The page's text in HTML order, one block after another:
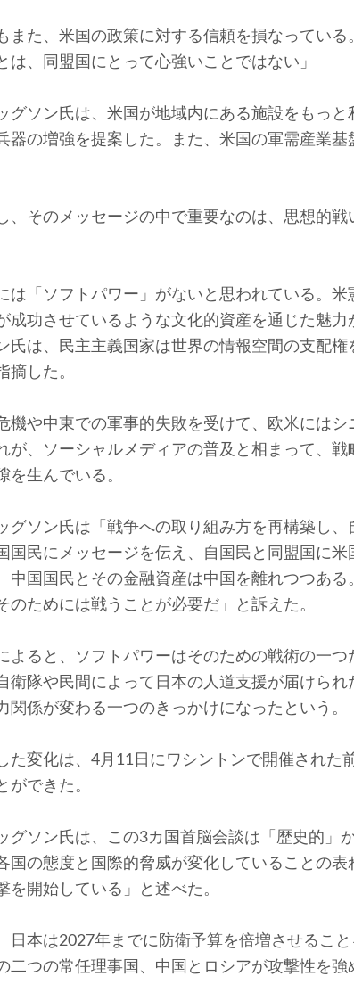
た、米国の政策に対する信頼を損なっている
は、同盟国にとって心強いことではない」
ソン氏は、米国が地域内にある施設をもっと
器の増強を提案した。また、米国の軍需産業
そのメッセージの中で重要なのは、思想的戦
「ソフトパワー」がないと思われている。米
成功させているような文化的資産を通じた魅
氏は、民主主義国家は世界の情報空間の支配
摘した。
や中東での軍事的失敗を受けて、欧米にはシ
が、ソーシャルメディアの普及と相まって、
を生んでいる。
ソン氏は「戦争への取り組み方を再構築し、
国民にメッセージを伝え、自国民と同盟国に
中国国民とその金融資産は中国を離れつつあ
のためには戦うことが必要だ」と訴えた。
ると、ソフトパワーはそのための戦術の一つ
衛隊や民間によって日本の人道支援が届けら
関係が変わる一つのきっかけになったという。
変化は、4月11日にワシントンで開催された
ができた。
ソン氏は、この3カ国首脳会談は「歴史的」
国の態度と国際的脅威が変化していることの
を開始している」と述べた。
本は2027年までに防衛予算を倍増させるこ
二つの常任理事国、中国とロシアが攻撃性を